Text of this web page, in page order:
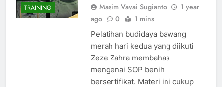
TRAINING
Masim Vavai Sugianto
1 year
ago
0 1 mins
Pelatihan budidaya bawang
merah hari kedua yang diikuti
Zeze Zahra membahas
mengenai SOP benih
bersertifikat. Materi ini cukup